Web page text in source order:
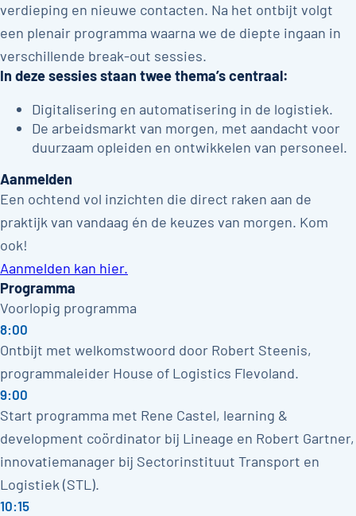
verdieping en nieuwe contacten. Na het ontbijt volgt
een plenair programma waarna we de diepte ingaan in
verschillende break-out sessies.
In deze sessies staan twee thema’s centraal:
Digitalisering en automatisering in de logistiek.
De arbeidsmarkt van morgen, met aandacht voor
duurzaam opleiden en ontwikkelen van personeel.
Aanmelden
Een ochtend vol inzichten die direct raken aan de
praktijk van vandaag én de keuzes van morgen. Kom
ook!
Aanmelden kan hier.
Programma
Voorlopig programma
8:00
Ontbijt met welkomstwoord door Robert Steenis,
programmaleider House of Logistics Flevoland.
9:00
Start programma met Rene Castel, learning &
development coördinator bij Lineage en Robert Gartner,
innovatiemanager bij Sectorinstituut Transport en
Logistiek (STL).
10:15